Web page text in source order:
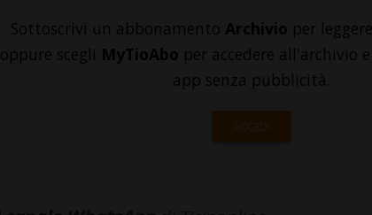
Sottoscrivi un abbonamento Archivio per
oppure scegli MyTioAbo per accedere all'archivio
app senza pubblicità.
ACCEDI